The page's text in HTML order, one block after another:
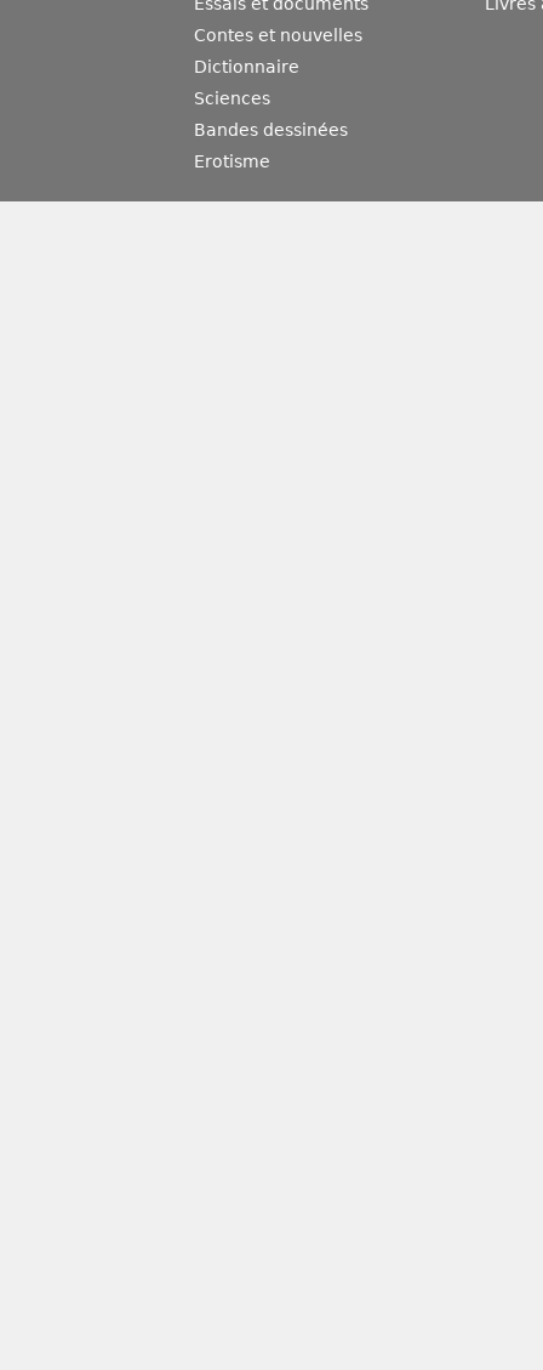
Essais et documents
Contes et nouvelles
Dictionnaire
Sciences
Bandes dessinées
Erotisme
Livres